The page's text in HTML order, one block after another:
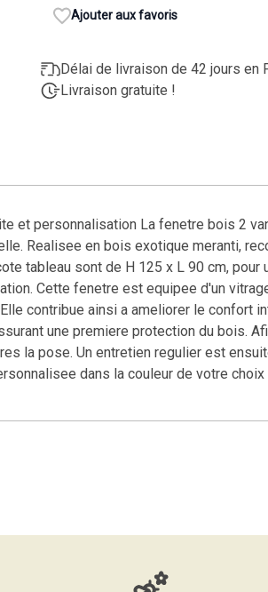
Ajouter aux favoris
Délai de livraison de 42 jours en
Livraison gratuite !
et personnalisation La fenetre bois 2
Realisee en bois exotique meranti,
tableau sont de H 125 x L 90 cm, pour
Cette fenetre est equipee d'un
contribue ainsi a ameliorer le confort
une premiere protection du bois.
la pose. Un entretien regulier est
dans la couleur de votre